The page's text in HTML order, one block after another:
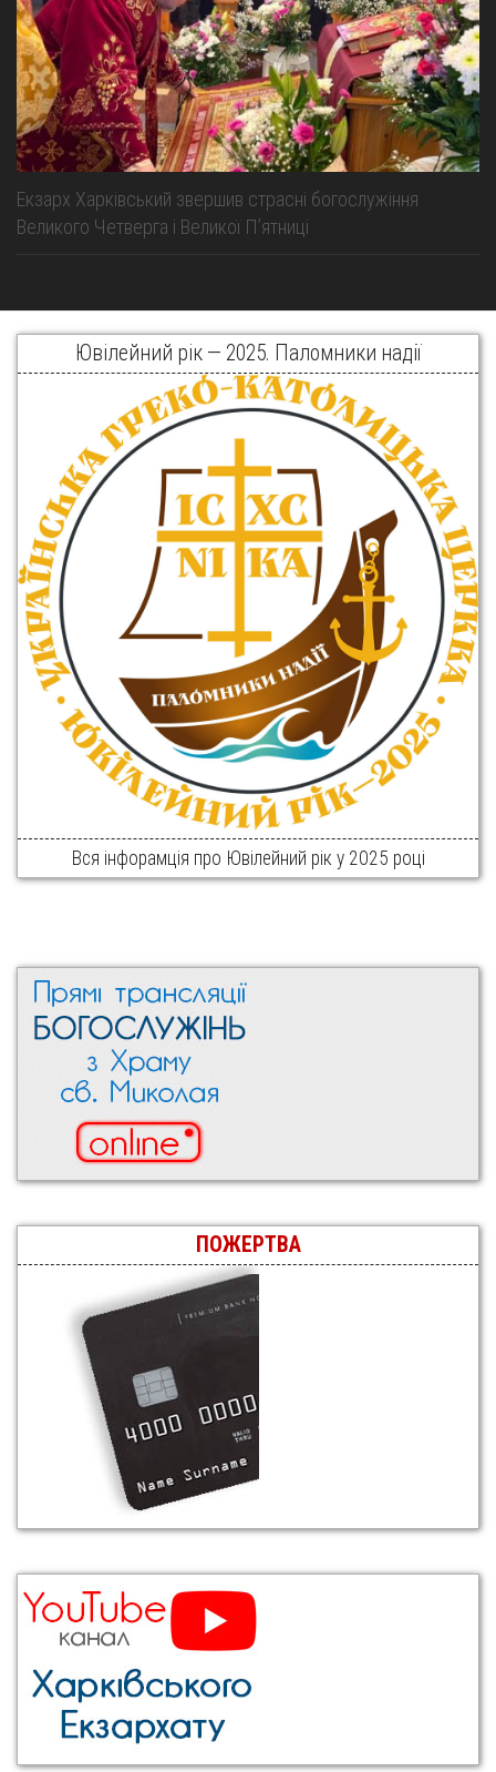
Екзарх Харківський звершив страсні богослужіння
Великого Четверга і Великої Пʼятниці
Ювілейний рік — 2025. Паломники надії
Вся інфорамція про Ювілейний рік у 2025 році
ПОЖЕРТВА